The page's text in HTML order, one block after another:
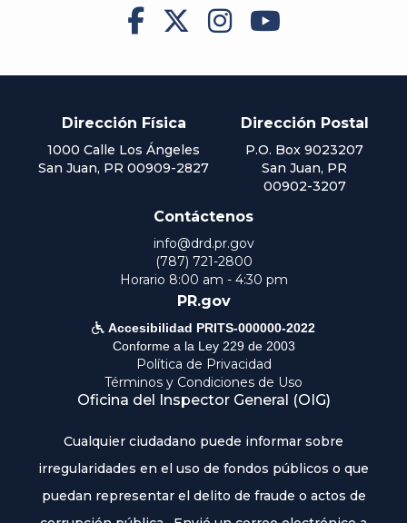
   
Dirección Física
1000 Calle Los Ángeles
San Juan, PR 00909-2827
Dirección Postal
P.O. Box 9023207
San Juan, PR
00902-3207
Contáctenos
info@drd.pr.gov
(787) 721-2800
Horario 8:00 am - 4:30 pm
PR.gov
 Accesibilidad PRITS-000000-2022
Conforme a la Ley 229 de 2003
Política de Privacidad
Términos y Condiciones de Uso
Oficina del Inspector General (OIG)
Cualquier ciudadano puede informar sobre
irregularidades en el uso de fondos públicos o que
puedan representar el delito de fraude o actos de